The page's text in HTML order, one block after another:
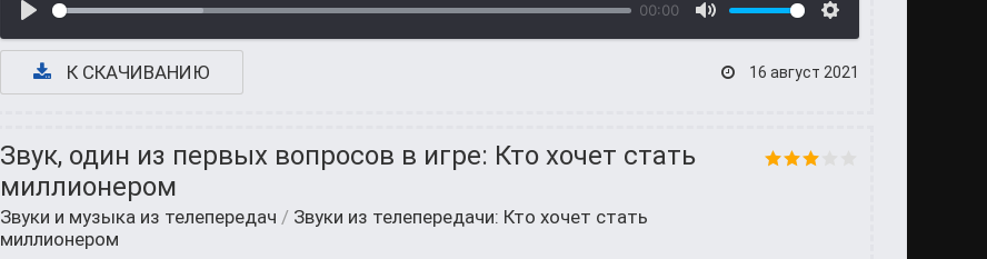
00:00
К СКАЧИВАНИЮ 16 август 2021
Звук, один из первых вопросов в игре: Кто хочет стать
миллионером
Звуки и музыка из телепередач / Звуки из телепередачи: Кто хочет стать
миллионером